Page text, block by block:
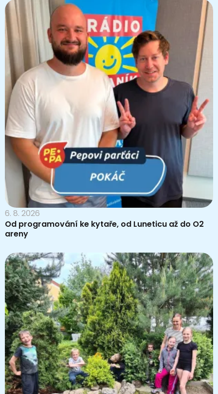
6. 8. 2026
Od programování ke kytaře, od Luneticu až do O2
areny